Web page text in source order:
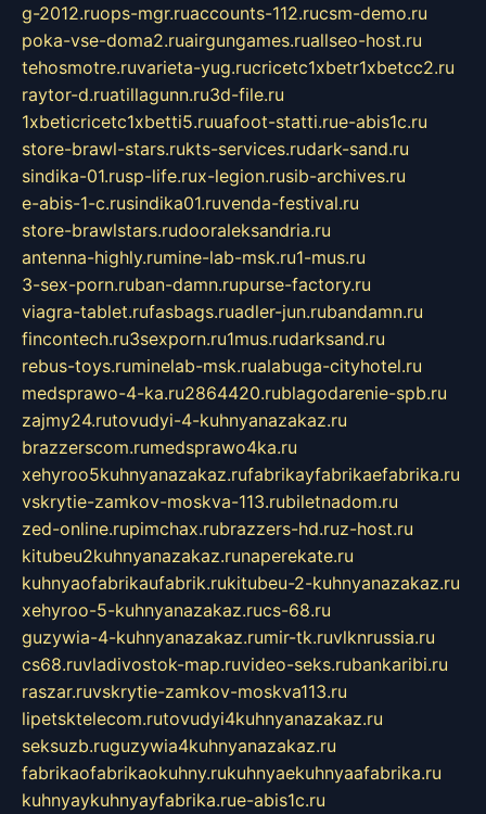
g-2012.ruops-mgr.ruaccounts-112.rucsm-demo.ru
poka-vse-doma2.ruairgungames.ruallseo-host.ru
tehosmotre.ruvarieta-yug.rucricetc1xbetr1xbetcc2.ru
raytor-d.ruatillagunn.ru3d-file.ru
1xbeticricetc1xbetti5.ruuafoot-statti.rue-abis1c.ru
store-brawl-stars.rukts-services.rudark-sand.ru
sindika-01.rusp-life.rux-legion.rusib-archives.ru
e-abis-1-c.rusindika01.ruvenda-festival.ru
store-brawlstars.rudooraleksandria.ru
antenna-highly.rumine-lab-msk.ru1-mus.ru
3-sex-porn.ruban-damn.rupurse-factory.ru
viagra-tablet.rufasbags.ruadler-jun.rubandamn.ru
fincontech.ru3sexporn.ru1mus.rudarksand.ru
rebus-toys.ruminelab-msk.rualabuga-cityhotel.ru
medsprawo-4-ka.ru2864420.rublagodarenie-spb.ru
zajmy24.rutovudyi-4-kuhnyanazakaz.ru
brazzerscom.rumedsprawo4ka.ru
xehyroo5kuhnyanazakaz.rufabrikayfabrikaefabrika.ru
vskrytie-zamkov-moskva-113.rubiletnadom.ru
zed-online.rupimchax.rubrazzers-hd.ruz-host.ru
kitubeu2kuhnyanazakaz.runaperekate.ru
kuhnyaofabrikaufabrik.rukitubeu-2-kuhnyanazakaz.ru
xehyroo-5-kuhnyanazakaz.rucs-68.ru
guzywia-4-kuhnyanazakaz.rumir-tk.ruvlknrussia.ru
cs68.ruvladivostok-map.ruvideo-seks.rubankaribi.ru
raszar.ruvskrytie-zamkov-moskva113.ru
lipetsktelecom.rutovudyi4kuhnyanazakaz.ru
seksuzb.ruguzywia4kuhnyanazakaz.ru
fabrikaofabrikaokuhny.rukuhnyaekuhnyaafabrika.ru
kuhnyaykuhnyayfabrika.rue-abis1c.ru